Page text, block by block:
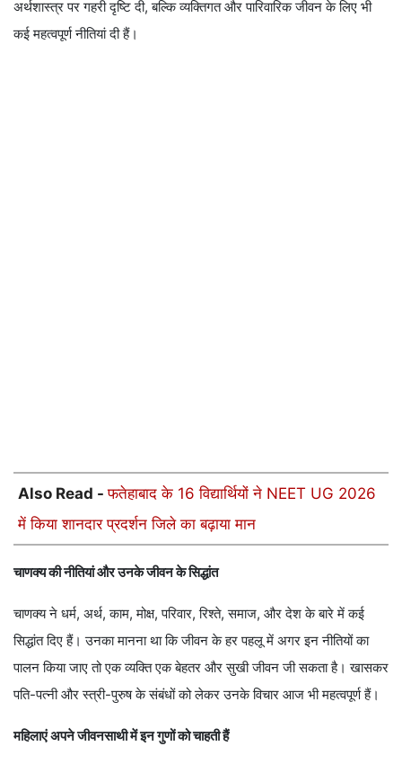
अर्थशास्त्र पर गहरी दृष्टि दी, बल्कि व्यक्तिगत और पारिवारिक जीवन के लिए भी
कई महत्वपूर्ण नीतियां दी हैं।
Also Read -फतेहाबाद के 16 विद्यार्थियों ने NEET UG 2026
में किया शानदार प्रदर्शन जिले का बढ़ाया मान
चाणक्य की नीतियां और उनके जीवन के सिद्धांत
चाणक्य ने धर्म, अर्थ, काम, मोक्ष, परिवार, रिश्ते, समाज, और देश के बारे में कई
सिद्धांत दिए हैं। उनका मानना था कि जीवन के हर पहलू में अगर इन नीतियों का
पालन किया जाए तो एक व्यक्ति एक बेहतर और सुखी जीवन जी सकता है। खासकर
पति-पत्नी और स्त्री-पुरुष के संबंधों को लेकर उनके विचार आज भी महत्वपूर्ण हैं।
महिलाएं अपने जीवनसाथी में इन गुणों को चाहती हैं